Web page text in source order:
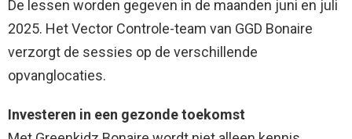
De lessen worden gegeven in de maanden juni en juli
2025. Het Vector Controle-team van GGD Bonaire
verzorgt de sessies op de verschillende
opvanglocaties.
Investeren in een gezonde toekomst